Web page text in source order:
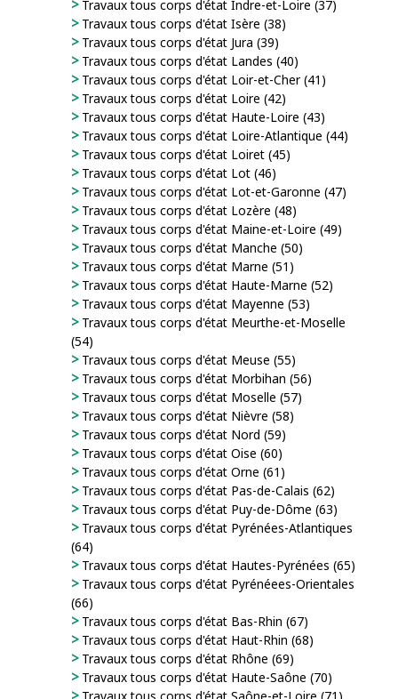
Travaux tous corps d'état Indre-et-Loire (37)
Travaux tous corps d'état Isère (38)
Travaux tous corps d'état Jura (39)
Travaux tous corps d'état Landes (40)
Travaux tous corps d'état Loir-et-Cher (41)
Travaux tous corps d'état Loire (42)
Travaux tous corps d'état Haute-Loire (43)
Travaux tous corps d'état Loire-Atlantique (44)
Travaux tous corps d'état Loiret (45)
Travaux tous corps d'état Lot (46)
Travaux tous corps d'état Lot-et-Garonne (47)
Travaux tous corps d'état Lozère (48)
Travaux tous corps d'état Maine-et-Loire (49)
Travaux tous corps d'état Manche (50)
Travaux tous corps d'état Marne (51)
Travaux tous corps d'état Haute-Marne (52)
Travaux tous corps d'état Mayenne (53)
Travaux tous corps d'état Meurthe-et-Moselle
(54)
Travaux tous corps d'état Meuse (55)
Travaux tous corps d'état Morbihan (56)
Travaux tous corps d'état Moselle (57)
Travaux tous corps d'état Nièvre (58)
Travaux tous corps d'état Nord (59)
Travaux tous corps d'état Oise (60)
Travaux tous corps d'état Orne (61)
Travaux tous corps d'état Pas-de-Calais (62)
Travaux tous corps d'état Puy-de-Dôme (63)
Travaux tous corps d'état Pyrénées-Atlantiques
(64)
Travaux tous corps d'état Hautes-Pyrénées (65)
Travaux tous corps d'état Pyrénéees-Orientales
(66)
Travaux tous corps d'état Bas-Rhin (67)
Travaux tous corps d'état Haut-Rhin (68)
Travaux tous corps d'état Rhône (69)
Travaux tous corps d'état Haute-Saône (70)